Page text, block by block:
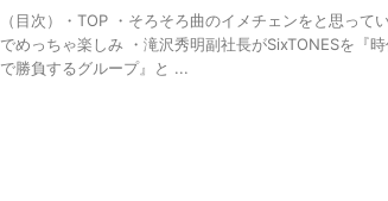
（目次）・TOP ・そろそろ曲のイメチェンをと思って
でめっちゃ楽しみ ・滝沢秀明副社長がSixTONESを『
で勝負するグループ』と ...